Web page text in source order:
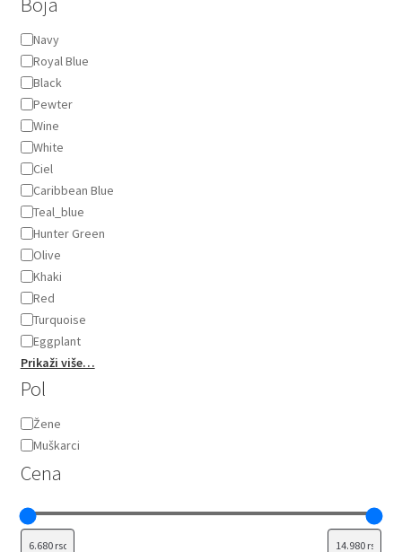
BojaNavy
Royal Blue
Black
Pewter
Wine
White
Ciel
Caribbean Blue
Teal_blue
Hunter Green
Olive
Khaki
Red
Turquoise
Eggplant
Prikaži više…
Pol
PolŽene
Muškarci
Cena